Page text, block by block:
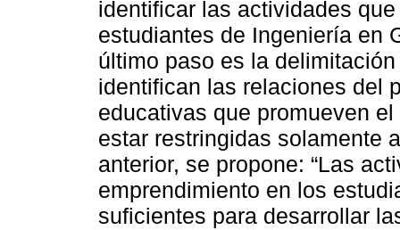
identificar las actividades
estudiantes de Ingeniería en
último paso es la
identifican las relaciones del
educativas que promueven
estar restringidas solamente
anterior, se propone: “Las
emprendimiento en los
suficientes para desarrollar